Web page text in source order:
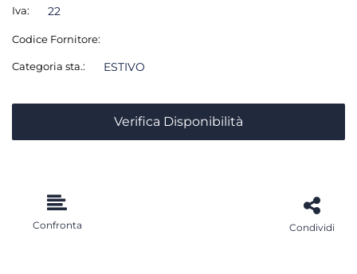
Iva: 22
Codice Fornitore:
Categoria sta.: ESTIVO
Verifica Disponibilità
Confronta Condividi